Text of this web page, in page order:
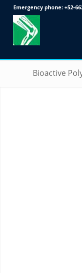
Emergency phone: +52-
Bioactive